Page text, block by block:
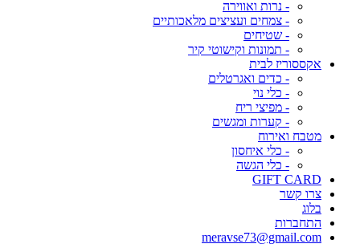
- נרות ואווירה
- צמחים ועציצים מלאכותיים
- שטיחים
- תמונות וקישוטי קיר
אקססוריז לבית
- כדים ואגרטלים
- כלי נוי
- מפיצי ריח
- קערות ומגשים
מטבח ואירוח
- כלי איחסון
- כלי הגשה
GIFT CARD
צרו קשר
בלוג
התחברות
meravse73@gmail.com